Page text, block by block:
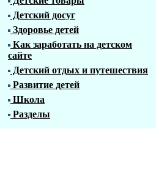
Детский досуг
Здоровье детей
Как заработать на детском
сайте
Детский отдых и путешествия
Развитие детей
Школа
Разделы